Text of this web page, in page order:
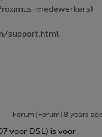
medewerkers)
support.html
Forum|Forum|8 years
voor DSL) is voor